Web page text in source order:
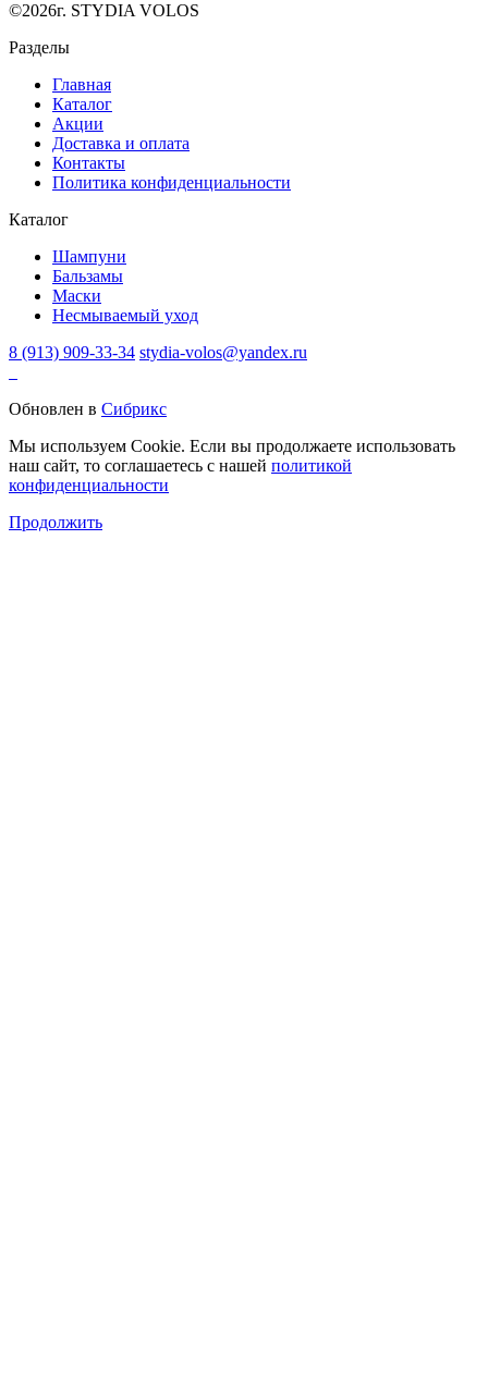
©2026г. STYDIA VOLOS
Разделы
Главная
Каталог
Акции
Доставка и оплата
Контакты
Политика конфиденциальности
Каталог
Шампуни
Бальзамы
Маски
Несмываемый уход
8 (913) 909-33-34 stydia-volos@yandex.ru
Обновлен в Сибрикс
Мы используем Cookie. Если вы продолжаете использовать
наш сайт, то соглашаетесь с нашей политикой
конфиденциальности
Продолжить